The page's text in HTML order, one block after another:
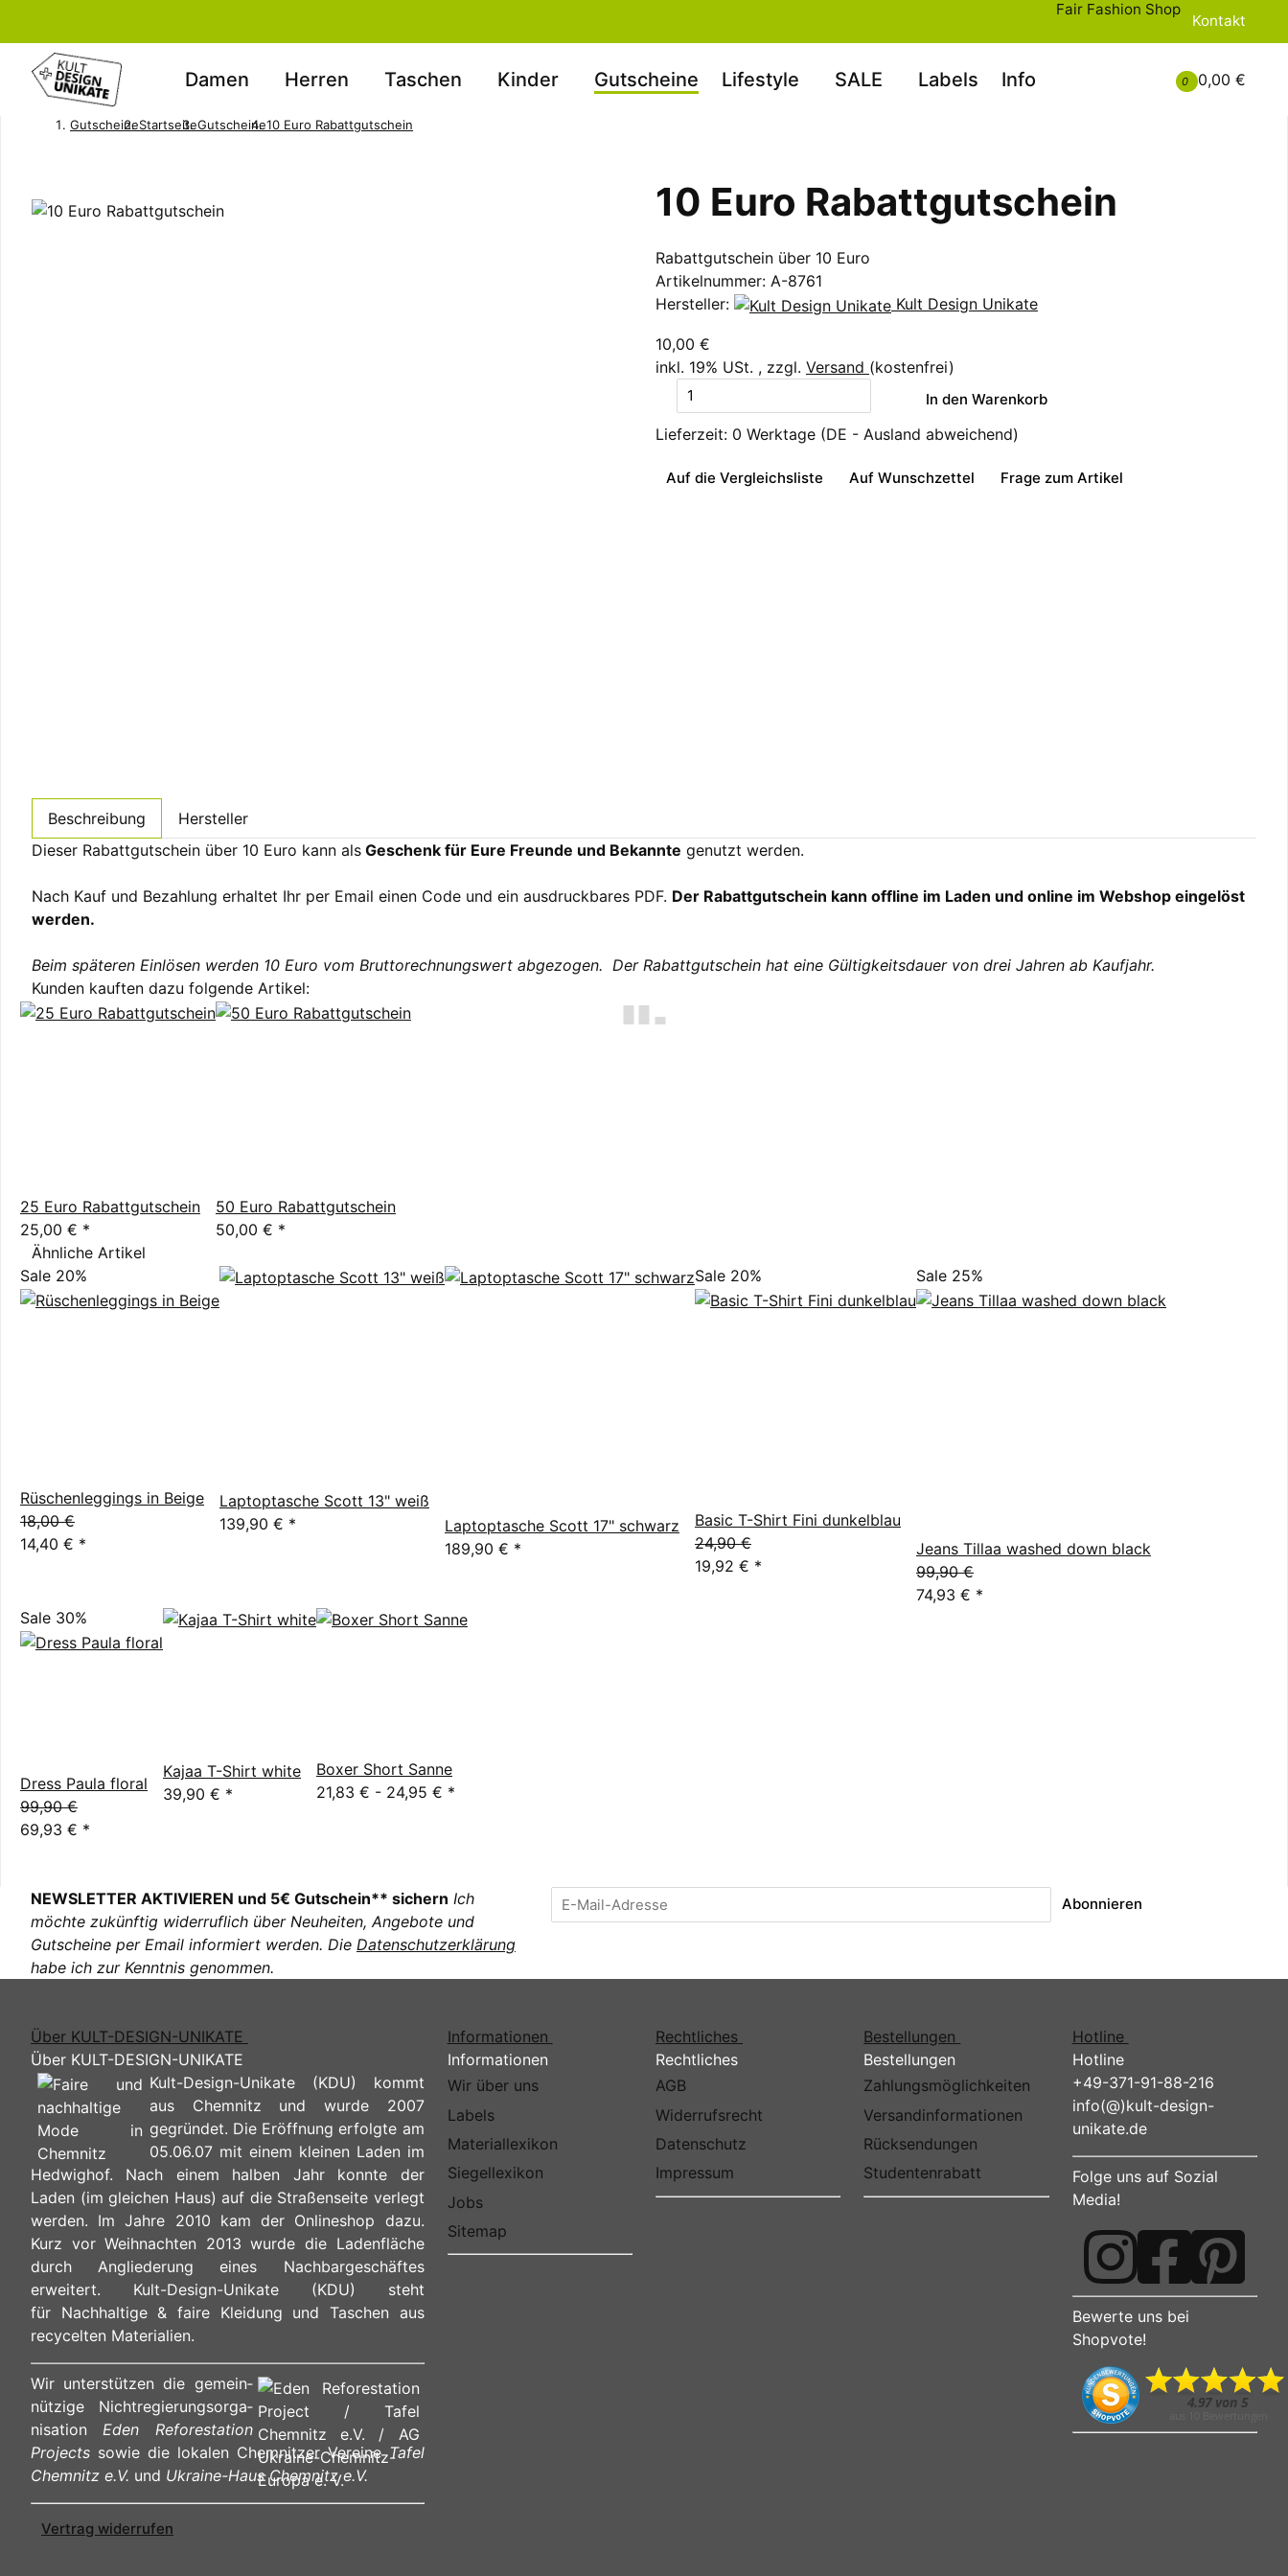
Kontakt
Fair Fashion Shop
0 0,00 €
Damen Herren Taschen Kinder Gutscheine Lifestyle SALE Labels Info
GutscheineStartseiteGutscheine10 Euro Rabattgutschein
10 Euro Rabattgutschein
Rabattgutschein über 10 Euro
Artikelnummer: A-8761
Hersteller:
Kult Design Unikate
10,00 €
inkl. 19% USt. , zzgl. Versand (kostenfrei)
In den Warenkorb
Lieferzeit: 0 Werktage (DE - Ausland abweichend)
Auf die Vergleichsliste Auf Wunschzettel Frage zum Artikel
Beschreibung
Hersteller
Dieser Rabattgutschein über 10 Euro kann als Geschenk für Eure Freunde und Bekannte genutzt werden.
Nach Kauf und Bezahlung erhaltet Ihr per Email einen Code und ein ausdruckbares PDF. Der Rabattgutschein kann offline im Laden und online im Webshop eingelöst
werden.
Beim späteren Einlösen werden 10 Euro vom Bruttorechnungswert abgezogen. Der Rabattgutschein hat eine Gültigkeitsdauer von drei Jahren ab Kaufjahr.
Kunden kauften dazu folgende Artikel:
25 Euro Rabattgutschein
25,00 € *
50 Euro Rabattgutschein
50,00 € *
Ähnliche Artikel
Sale 20%
Rüschenleggings in Beige
18,00 €
14,40 € *
Laptoptasche Scott 13" weiß
139,90 € *
Laptoptasche Scott 17" schwarz
189,90 € *
Sale 20%
Basic T-Shirt Fini dunkelblau
24,90 €
19,92 € *
Sale 25%
Jeans Tillaa washed down black
99,90 €
74,93 € *
Sale 30%
Dress Paula floral
99,90 €
69,93 € *
Kajaa T-Shirt white
39,90 € *
Boxer Short Sanne
21,83 € - 24,95 € *
NEWSLETTER AKTIVIEREN und 5€ Gutschein** sichern Ich
möchte zukünftig widerruflich über Neuheiten, Angebote und
Gutscheine per Email informiert werden. Die Datenschutzerklärung
habe ich zur Kenntnis genommen.
Abonnieren
Über KULT-DESIGN-UNIKATE
Über KULT-DESIGN-UNIKATE
Kult-Design-Unikate (KDU) kommt
aus Chemnitz und wurde 2007
gegründet. Die Eröffnung erfolgte am
05.06.07 mit einem kleinen Laden im
Hedwighof. Nach einem halben Jahr konnte der
Laden (im gleichen Haus) auf die Straßenseite verlegt
werden. Im Jahre 2010 kam der Onlineshop dazu.
Kurz vor Weihnachten 2013 wurde die Ladenfläche
durch Angliederung eines Nachbargeschäftes
erweitert. Kult-Design-Unikate (KDU) steht
für Nachhaltige & faire Kleidung und Taschen aus
recycelten Materialien.
Wir unterstützen die ge­mein­
nüt­zi­ge Nicht­re­gie­rungs­or­ga­
ni­sa­ti­onEden Reforestation
Projects sowie die lokalen Chemnitzer VereineTafel
Chemnitz e.V. und Ukraine-Haus Chemnitz e.V.
Informationen
Informationen
Wir über uns
Labels
Materiallexikon
Siegellexikon
Jobs
Sitemap
Rechtliches
Rechtliches
AGB
Widerrufsrecht
Datenschutz
Impressum
Bestellungen
Bestellungen
Zahlungsmöglichkeiten
Versandinformationen
Rücksendungen
Studentenrabatt
Hotline
Hotline
+49-371-91-88-216
info(@)kult-design-
unikate.de
Folge uns auf Sozial
Media!
Bewerte uns bei
Shopvote!
Vertrag widerrufen